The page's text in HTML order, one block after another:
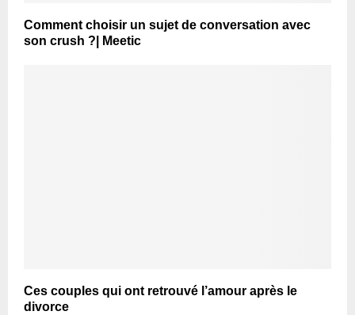
Comment choisir un sujet de conversation avec
son crush ?| Meetic
Ces couples qui ont retrouvé l’amour après le
divorce